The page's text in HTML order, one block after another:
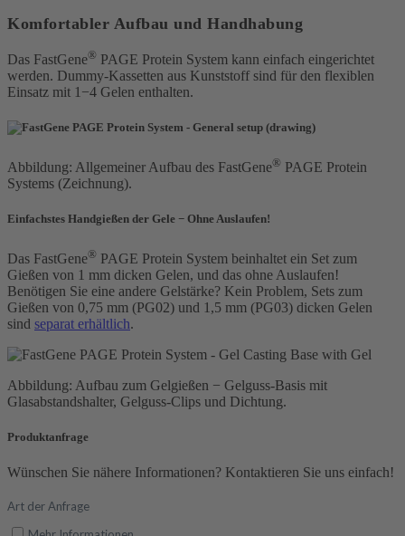
Komfortabler Aufbau und Handhabung
Das FastGene® PAGE Protein System kann einfach eingerichtet
werden. Dummy-Kassetten aus Kunststoff sind für den flexiblen
Einsatz mit 1−4 Gelen enthalten.
Abbildung: Allgemeiner Aufbau des FastGene® PAGE Protein
Systems (Zeichnung).
Einfachstes Handgießen der Gele − Ohne Auslaufen!
Das FastGene® PAGE Protein System beinhaltet ein Set zum
Gießen von 1 mm dicken Gelen, und das ohne Auslaufen!
Benötigen Sie eine andere Gelstärke? Kein Problem, Sets zum
Gießen von 0,75 mm (PG02) und 1,5 mm (PG03) dicken Gelen
sind separat erhältlich.
Abbildung: Aufbau zum Gelgießen − Gelguss-Basis mit
Glasabstandshalter, Gelguss-Clips und Dichtung.
Produktanfrage
Wünschen Sie nähere Informationen? Kontaktieren Sie uns einfach!